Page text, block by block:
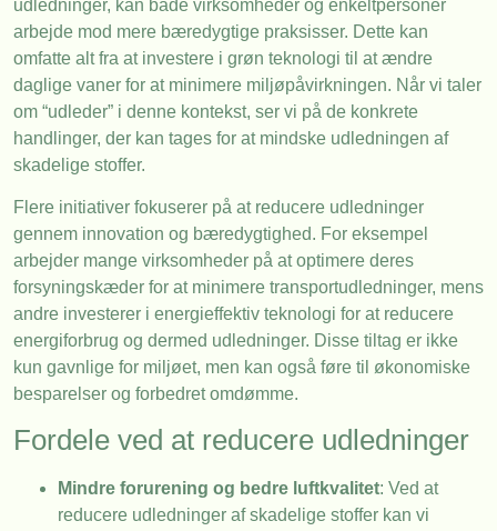
udledninger, kan både virksomheder og enkeltpersoner
arbejde mod mere bæredygtige praksisser. Dette kan
omfatte alt fra at investere i grøn teknologi til at ændre
daglige vaner for at minimere miljøpåvirkningen. Når vi taler
om “udleder” i denne kontekst, ser vi på de konkrete
handlinger, der kan tages for at mindske udledningen af
skadelige stoffer.
Flere initiativer fokuserer på at reducere udledninger
gennem innovation og bæredygtighed. For eksempel
arbejder mange virksomheder på at optimere deres
forsyningskæder for at minimere transportudledninger, mens
andre investerer i energieffektiv teknologi for at reducere
energiforbrug og dermed udledninger. Disse tiltag er ikke
kun gavnlige for miljøet, men kan også føre til økonomiske
besparelser og forbedret omdømme.
Fordele ved at reducere udledninger
Mindre forurening og bedre luftkvalitet: Ved at
reducere udledninger af skadelige stoffer kan vi